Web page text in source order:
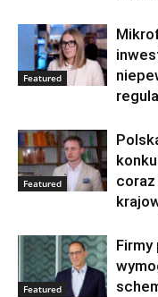
Featured
Featured
Featured